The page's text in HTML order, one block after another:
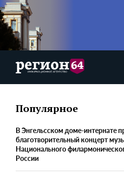
Популярное
В Энгельсском доме-интернате
благотворительный концерт
Национального
России